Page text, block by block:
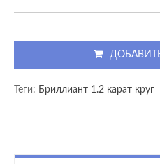
Теги: Бриллиант 1.2 карат круг